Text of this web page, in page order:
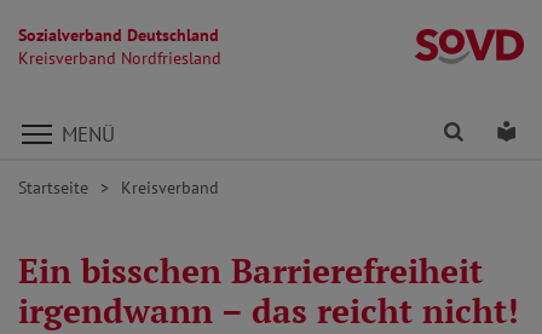
Sozialverband Deutschland
Kreisverband Nordfriesland
Direkt zu den Inhalten springen
MENÜ Finden
Startseite Kreisverband
Ein bisschen Barrierefreiheit
irgendwann – das reicht nicht!